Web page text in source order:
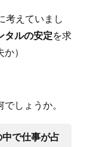
考えていまし
タルの安定を求
）
しょうか。
で仕事が占